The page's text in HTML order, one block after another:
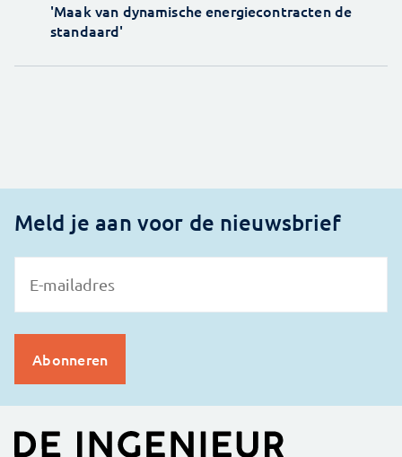
'Maak van dynamische energiecontracten de
standaard'
Meld je aan voor de nieuwsbrief